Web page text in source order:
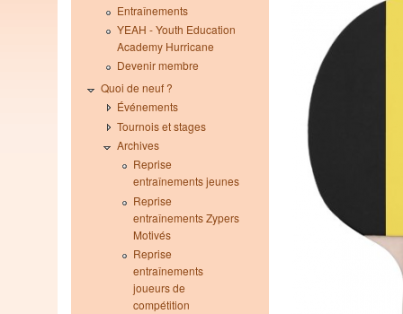
Entraînements
YEAH - Youth Education
Academy Hurricane
Devenir membre
Quoi de neuf ?
Événements
Tournois et stages
Archives
Reprise
entraînements jeunes
Reprise
entraînements Zypers
Motivés
Reprise
entraînements
joueurs de
compétition